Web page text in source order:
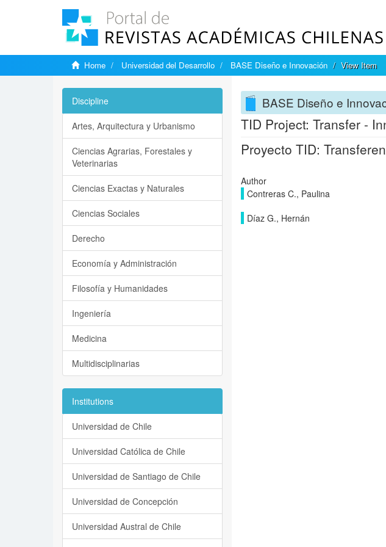
Home Universidad del Desarrollo BASE Diseño e Innovación View Item
BASE Diseño e
TID Project: Transfer -
Proyecto TID:
Author
Contreras C., Paulina
Díaz G., Hernán
Discipline
Artes, Arquitectura y Urbanismo
Ciencias Agrarias, Forestales y
Veterinarias
Ciencias Exactas y Naturales
Ciencias Sociales
Derecho
Economía y Administración
Filosofía y Humanidades
Ingeniería
Medicina
Multidisciplinarias
Institutions
Universidad de Chile
Universidad Católica de Chile
Universidad de Santiago de Chile
Universidad de Concepción
Universidad Austral de Chile